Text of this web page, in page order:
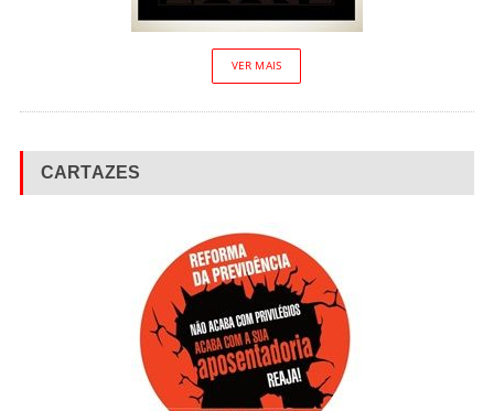
VER MAIS
CARTAZES